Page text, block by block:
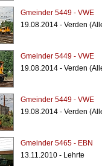
Gmeinder 5449 - VWE
19.08.2014 - Verden
Gmeinder 5449 - VWE
19.08.2014 - Verden
Gmeinder 5449 - VWE
19.08.2014 - Verden
Gmeinder 5465 - EBN
13.11.2010 - Lehrte